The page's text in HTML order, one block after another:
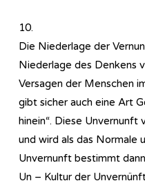
10.
Die Niederlage der
Niederlage des Denkens
Versagen der Menschen
gibt sicher auch eine Art
hinein“. Diese
und wird als das Normale
Unvernunft bestimmt
Un – Kultur der